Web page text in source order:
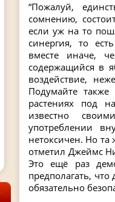
“Пожалуй,
сомнению,
если уж на то
синергия, то
вместе иначе,
содержащийся в
воздействие,
Подумайте
растениях под
известно
употреблении
нетоксичен. Но
отметил Джеймс
Это ещё раз
предполагать,
обязательно